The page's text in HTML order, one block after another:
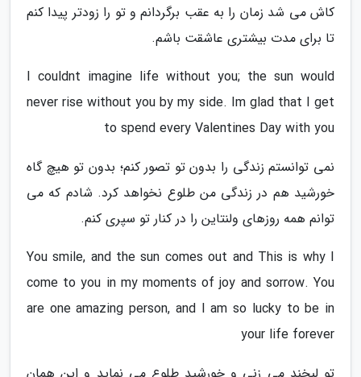
کاش می شد زمان را به عقب برگردانم و تو را زودتر پیدا کنم
تا برای مدت بیشتری عاشقت باشم.
I couldnt imagine life without you; the sun would
never rise without you by my side. Im glad that I get
to spend every Valentines Day with you
نمی توانستم زندگی را بدون تو تصور کنم؛ بدون تو هیچ گاه
خورشید هم در زندگی من طلوع نخواهد کرد. شادم که می
توانم همه روزهای ولنتاین را در کنار تو سپری کنم.
You smile, and the sun comes out and This is why I
come to you in my moments of joy and sorrow. You
are one amazing person, and I am so lucky to be in
your life forever